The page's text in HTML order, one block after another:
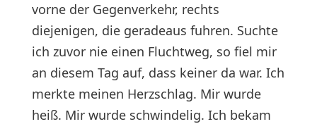
vorne der Gegenverkehr, rechts
diejenigen, die geradeaus fuhren. Suchte
ich zuvor nie einen Fluchtweg, so fiel mir
an diesem Tag auf, dass keiner da war. Ich
merkte meinen Herzschlag. Mir wurde
heiß. Mir wurde schwindelig. Ich bekam